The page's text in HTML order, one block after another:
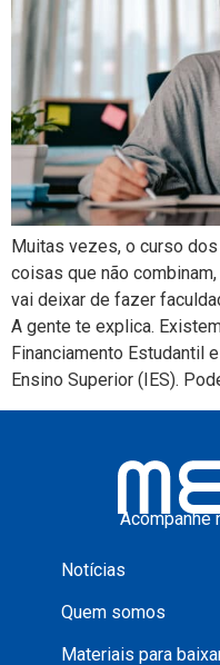
Muitas vezes, o curso
coisas que não
vai deixar de fazer
A gente te explica.
Financiamento Estudantil
Ensino Superior (IES).
Acompanhe
Notícias
Quem somos
Materiais para